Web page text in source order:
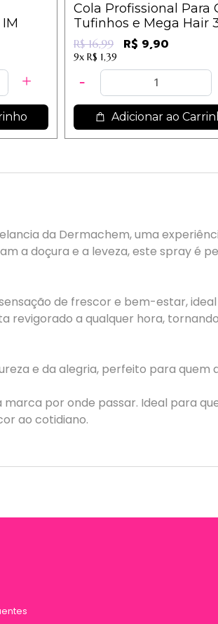
Cola Profissional Para
Tufinhos e Mega Hair
- Salon Pro
R$ 16,99 R$ 9,90
9x R$ 1,39
Adicionar ao
da Dermachem, uma
a doçura e a leveza, este spray é
de frescor e bem-estar,
revigorado a qualquer hora,
e da alegria, perfeito para
marca por onde passar. Ideal para
ao cotidiano.